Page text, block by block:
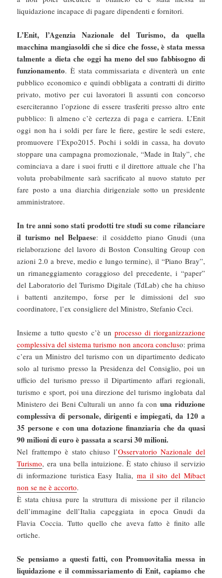
liquidazione incapace di pagare dipendenti e fornitori.
L’Enit, l’Agenzia Nazionale del Turismo, da quella
macchina mangiasoldi che si dice che fosse, è stata messa
talmente a dieta che oggi ha meno del suo fabbisogno di
funzionamento. È stata commissariata e diventerà un ente
pubblico economico e quindi obbligata a contratti di diritto
privato, motivo per cui lavoratori lì assunti con concorso
eserciteranno l’opzione di essere trasferiti presso altro ente
pubblico: lì almeno c’è certezza di paga e carriera. L’Enit
oggi non ha i soldi per fare le fiere, gestire le sedi estere,
promuovere l’Expo2015. Pochi i soldi in cassa, ha dovuto
stoppare una campagna promozionale, “Made in Italy”, che
cominciava a dare i suoi frutti e il direttore attuale che l’ha
voluta probabilmente sarà sacrificato al nuovo statuto per
fare posto a una diarchia dirigenziale sotto un presidente
amministratore.
In tre anni sono stati prodotti tre studi su come rilanciare
il turismo nel Belpaese: il cosiddetto piano Gnudi (una
rielaborazione del lavoro di Boston Consulting Group con
azioni 2.0 a breve, medio e lungo termine), il “Piano Bray”,
un rimaneggiamento coraggioso del precedente, i “paper”
del Laboratorio del Turismo Digitale (TdLab) che ha chiuso
i battenti anzitempo, forse per le dimissioni del suo
coordinatore, l’ex consigliere del Ministro, Stefanio Ceci.
Insieme a tutto questo c’è un processo di riorganizzazione
complessiva del sistema turismo non ancora concluso: prima
c’era un Ministro del turismo con un dipartimento dedicato
solo al turismo presso la Presidenza del Consiglio, poi un
ufficio del turismo presso il Dipartimento affari regionali,
turismo e sport, poi una direzione del turismo inglobata dal
Ministero dei Beni Culturali un anno fa con una riduzione
complessiva di personale, dirigenti e impiegati, da 120 a
35 persone e con una dotazione finanziaria che da quasi
90 milioni di euro è passata a scarsi 30 milioni.
Nel frattempo è stato chiuso l’Osservatorio Nazionale del
Turismo, era una bella intuizione. È stato chiuso il servizio
di informazione turistica Easy Italia, ma il sito del Mibact
non se ne è accorto.
È stata chiusa pure la struttura di missione per il rilancio
dell’immagine dell’Italia capeggiata in epoca Gnudi da
Flavia Coccia. Tutto quello che aveva fatto è finito alle
ortiche.
Se pensiamo a questi fatti, con Promuovitalia messa in
liquidazione e il commissariamento di Enit, capiamo che